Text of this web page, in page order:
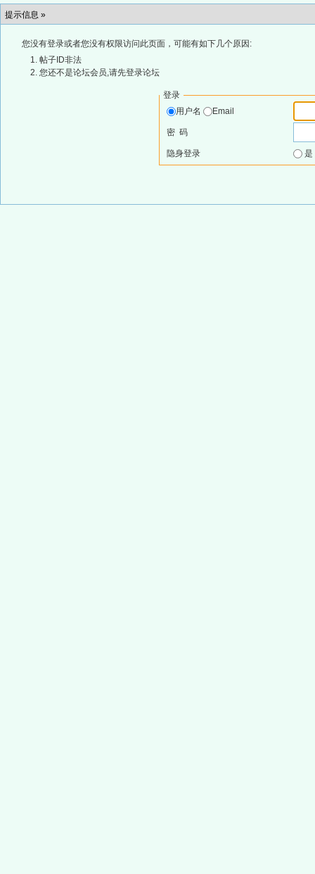
提示信息 »
您没有登录或者您没有权限访问此页面，可能有如下几个原因:
帖子ID非法
您还不是论坛会员,请先登录论坛
登录
用户名
Email
密 码
隐身登录